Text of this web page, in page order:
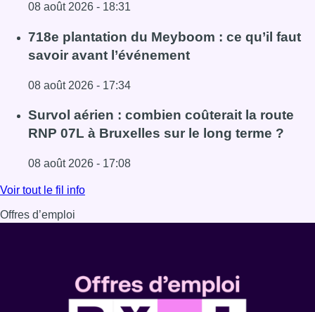
08 août 2026 - 18:31
Lire l'article L’Union Saint-Gilloise attire Bertram Kvist,
718e plantation du Meyboom : ce qu’il faut
savoir avant l’événement
08 août 2026 - 17:34
Lire l'article 718e plantation du Meyboom : ce qu’il faut
Survol aérien : combien coûterait la route
RNP 07L à Bruxelles sur le long terme ?
08 août 2026 - 17:08
Lire l'article Survol aérien : combien coûterait la route
Voir tout le fil info
Offres d’emploi